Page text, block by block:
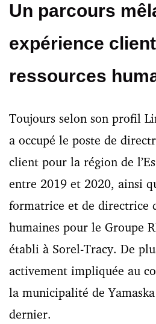
Un parcours
expérience
ressources
Toujours selon son profil
a occupé le poste de
client pour la région de
entre 2019 et 2020, ainsi
formatrice et de directrice
humaines pour le Groupe
établi à Sorel-Tracy. De
activement impliquée au
la municipalité de
dernier.